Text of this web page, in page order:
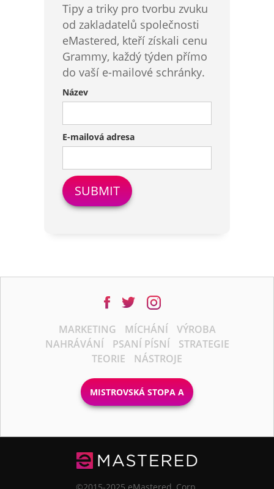
Tipy a triky pro tvorbu zvuku
od zakladatelů společnosti
eMastered, kteří získali cenu
Grammy, každý týden přímo
do vaší e-mailové schránky.
Název
E-mailová adresa
MARKETING MÍCHÁNÍ
VÝROBA
NAHRÁVÁNÍ
PSANÍ PÍSNÍ
STRATEGIE
TEORIE
NÁSTROJE
MISTROVSKÁ STOPA A
©2015-2025 eMastered, Corp.